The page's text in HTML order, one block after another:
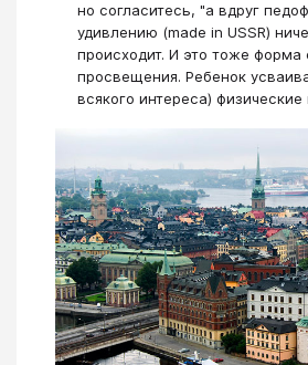
но согласитесь, "а вдруг
удивлению (made in USSR)
происходит. И это тоже форма
просвещения. Ребенок
всякого интереса)